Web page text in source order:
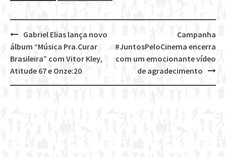
Post
navigation
Campanha
#JuntosPeloCinema encerra
com um emocionante vídeo
de agradecimento
Gabriel Elias lança novo
álbum “Música Pra.Curar
Brasileira” com Vitor Kley,
Atitude 67 e Onze:20